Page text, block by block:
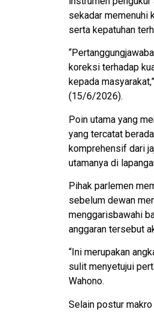
sekadar memenuhi
serta kepatuhan
koreksi terhadap
kepada
(15/6/2026).
Poin utama yang
yang tercatat
komprehensif dari
utamanya di
Pihak parlemen
sebelum dewan
menggarisbawahi
anggaran tersebut
“Ini merupakan
sulit menyetujui
Wahono.
Selain postur